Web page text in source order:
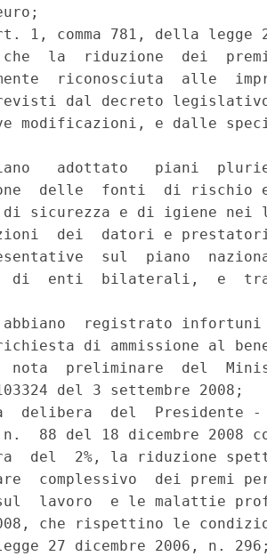
1, comma 781, della legge
la  riduzione  dei
riconosciuta  alle
dal decreto legislativo
modificazioni, e dalle
adottato   piani
delle  fonti  di rischio
sicurezza e di igiene nei
dei  datori e prestatori
sul  piano
di  enti  bilaterali,  e
registrato
di ammissione al
nota  preliminare  del
del 3 settembre 2008;
delibera  del  Presidente
88 del 18 dicembre 2008
del  2%, la riduzione
complessivo  dei premi
lavoro  e le malattie
che rispettino le
27 dicembre 2006, n.